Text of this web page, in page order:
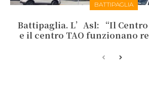
BATTIPAGLIA
Battipaglia. L’Asl: “Il
e il centro TAO funzionano